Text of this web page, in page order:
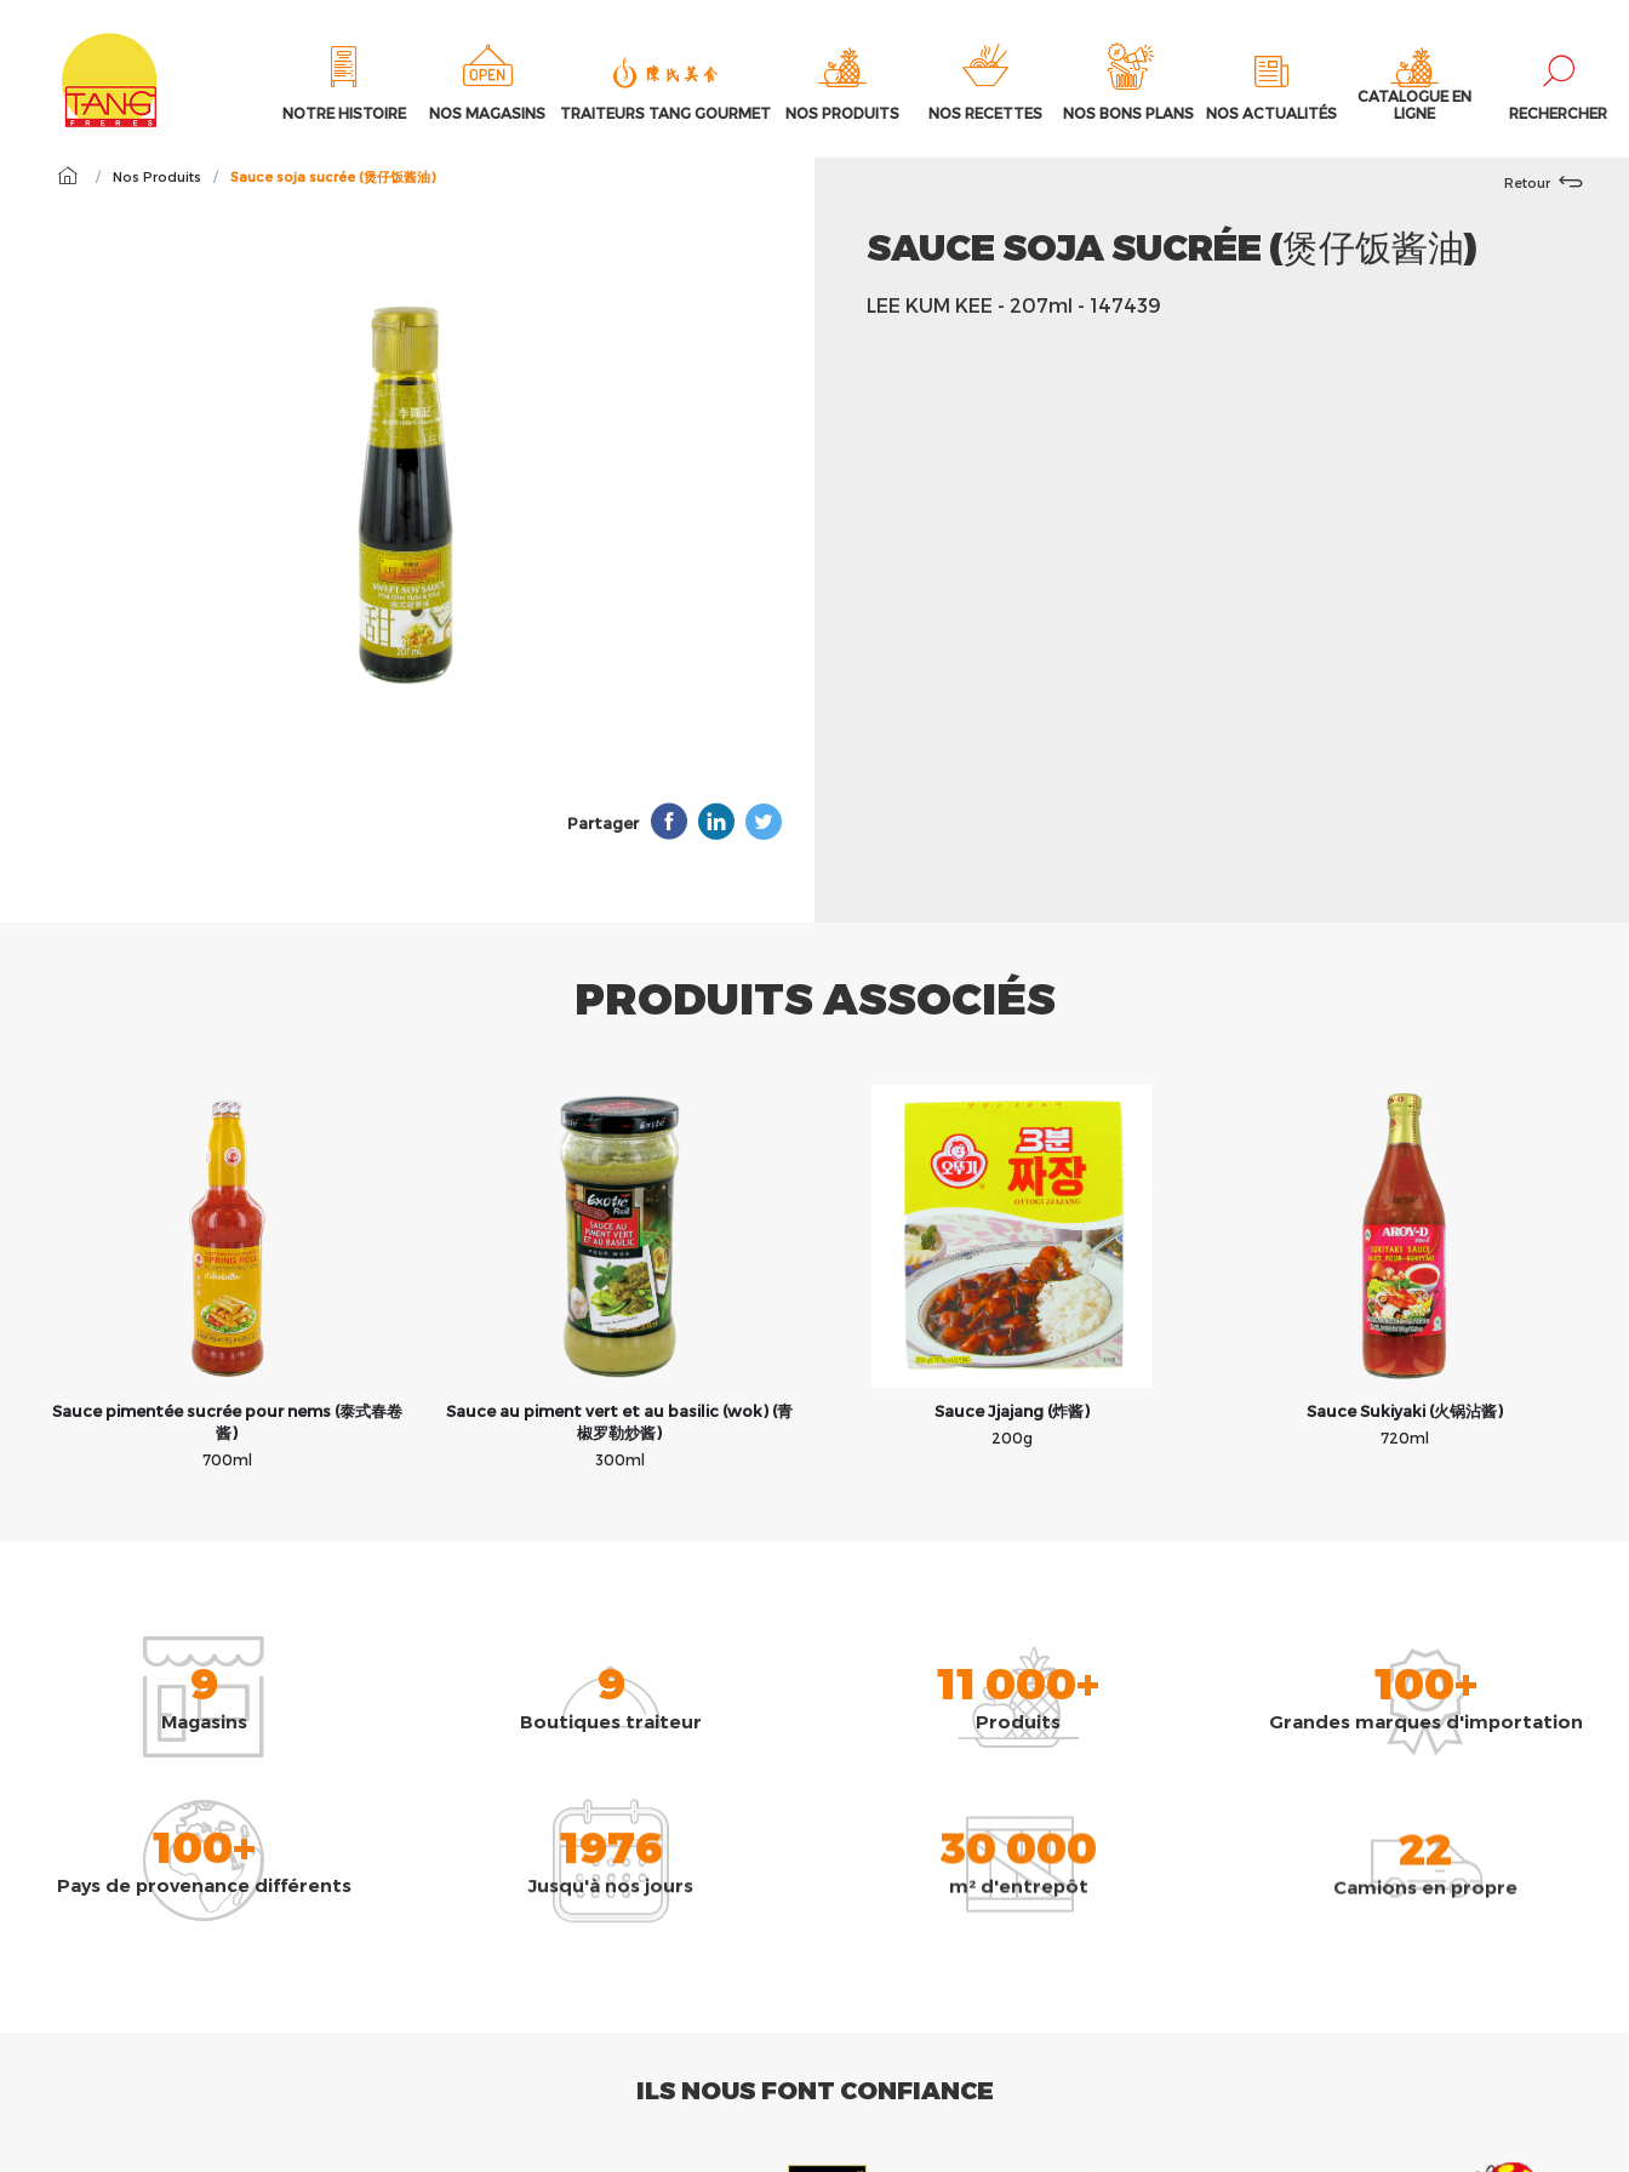
NOTRE HISTOIRE NOS MAGASINS TRAITEURS TANG GOURMET NOS PRODUITS NOS RECETTES NOS BONS PLANS NOS ACTUALITÉS
CATALOGUE EN
LIGNE
RECHERCHER
/ Nos Produits / Sauce soja sucrée (煲仔饭酱油)
Partager
Retour
SAUCE SOJA SUCRÉE (煲仔饭酱油)
LEE KUM KEE - 207ml - 147439
PRODUITS ASSOCIÉS
Sauce pimentée sucrée pour nems (泰式春卷
酱)
700ml
Sauce au piment vert et au basilic (wok) (青
椒罗勒炒酱)
300ml
Sauce Jjajang (炸酱)
200g
Sauce Sukiyaki (火锅沾酱)
720ml
9
Magasins
9
Boutiques traiteur
11 000+
Produits
100+
Grandes marques d'importation
100+
Pays de provenance différents
1976
Jusqu'à nos jours
30 000
m² d'entrepôt
22
Camions en propre
ILS NOUS FONT CONFIANCE